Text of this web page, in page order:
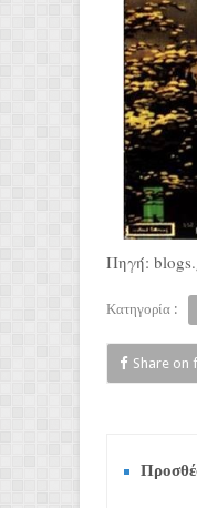
Πηγή:
Κατηγορία :
Share on